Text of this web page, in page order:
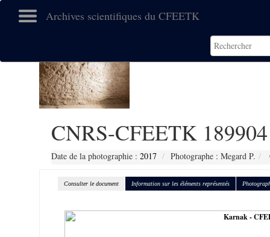
Archives scientifiques du CFEETK
CNRS-CFEETK 189904
Date de la photographie : 2017 Photographe : Megard P.
Consulter le document Information sur les éléments représentés